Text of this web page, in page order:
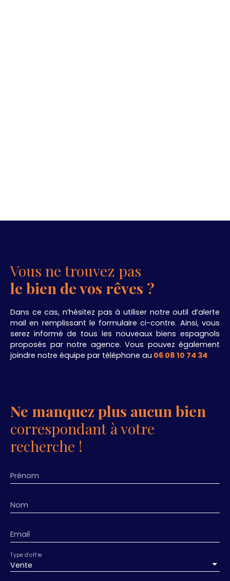
Vous ne trouvez pas
le bien de vos rêves ?
Dans ce cas, n’hésitez pas à utiliser notre outil d’alerte
mail en remplissant le formulaire ci-contre. Ainsi, vous
serez informé de tous les nouveaux biens espagnols
proposés par notre agence. Vous pouvez également
joindre notre équipe par téléphone au 06 08 10 74 34
Ne manquez plus aucun bien
correspondant à votre
recherche !
Prénom
Nom
Email
Vente
Type d'offre